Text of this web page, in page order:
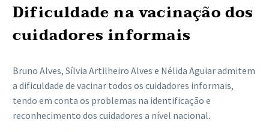
Dificuldade na vacinação dos
cuidadores informais
Bruno Alves, Sílvia Artilheiro Alves e Nélida Aguiar admitem
a dificuldade de vacinar todos os cuidadores informais,
tendo em conta os problemas na identificação e
reconhecimento dos cuidadores a nível nacional.